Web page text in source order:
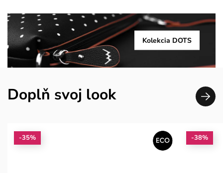
Kolekcia DOTS
Doplň svoj look
-35% -38%